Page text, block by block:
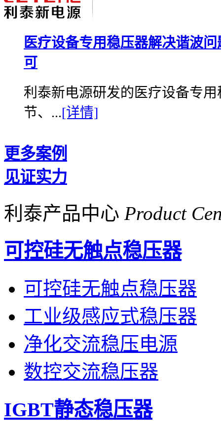
医疗设备专用稳压器解决谐波
可
利泰新电源研发的医疗设备专
节、...[详情]
更多案例
见证实力
利泰产品中心 Product
可控硅无触点稳压器
可控硅无触点稳压器
工业级感应式稳压器
净化交流稳压电源
数控交流稳压器
IGBT静态稳压器